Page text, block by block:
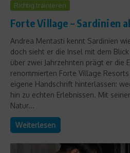
Richtig trainieren
Forte Village – Sardinien
Andrea Mentasti kennt Sardinien
doch sieht er die Insel mit dem
über zwei Jahrzehnten prägt er die
renommierten Forte Village
eigene Handschrift hinterlassen:
hin zu echten Erlebnissen. Mit
Natur...
Weiterlesen